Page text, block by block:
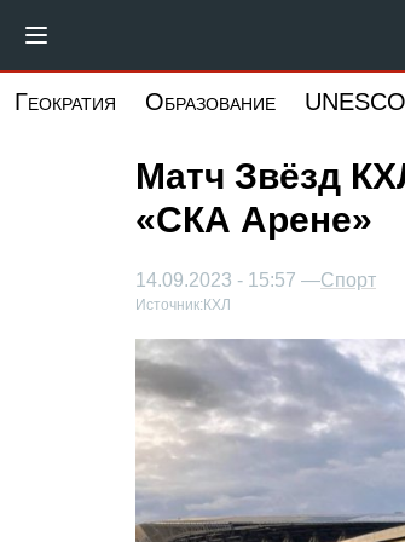
основному
Геократия Образование UNESCO
Матч Звёзд
«СКА Арене»
14.09.2023 - 15:57 —Спорт
Источник: КХЛ